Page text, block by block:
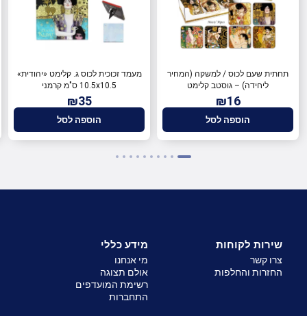
תחתית שעם לכוס / למשקה (המחיר
ליחידה) – גוסטב קלימט
₪16
הוספה לסל
מעמד זכוכית לכוס ג. קלימט «יהודית»
10.5x10.5 ס"מ קרמני
₪35
הוספה לסל
שירות לקוחות
צרו קשר
החזרות והחלפות
מידע כללי
מי אנחנו
אולם תצוגה
רשימת המועדפים
התחברות